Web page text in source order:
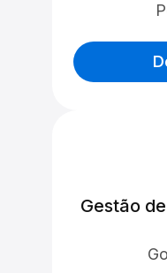
Gestão